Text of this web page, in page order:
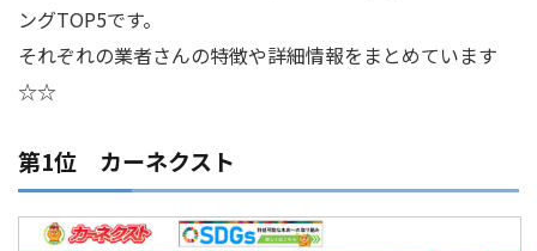
ングTOP5です。
それぞれの業者さんの特徴や詳細情報をまとめています
☆☆
第1位 カーネクスト